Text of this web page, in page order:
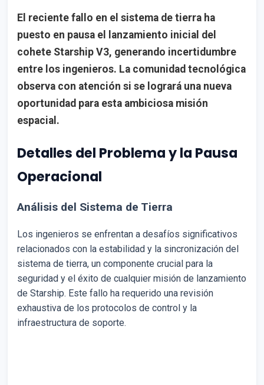
El reciente fallo en el sistema de tierra ha
puesto en pausa el lanzamiento inicial del
cohete Starship V3, generando incertidumbre
entre los ingenieros. La comunidad tecnológica
observa con atención si se logrará una nueva
oportunidad para esta ambiciosa misión
espacial.
Detalles del Problema y la Pausa
Operacional
Análisis del Sistema de Tierra
Los ingenieros se enfrentan a desafíos significativos
relacionados con la estabilidad y la sincronización del
sistema de tierra, un componente crucial para la
seguridad y el éxito de cualquier misión de lanzamiento
de Starship. Este fallo ha requerido una revisión
exhaustiva de los protocolos de control y la
infraestructura de soporte.